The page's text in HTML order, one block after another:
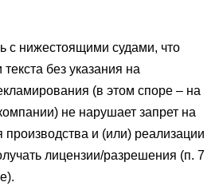
с нижестоящими судами, что
без указания на
(в этом споре – на
не нарушает запрет на
производства и (или) реализации
лицензии/разрешения (п. 7